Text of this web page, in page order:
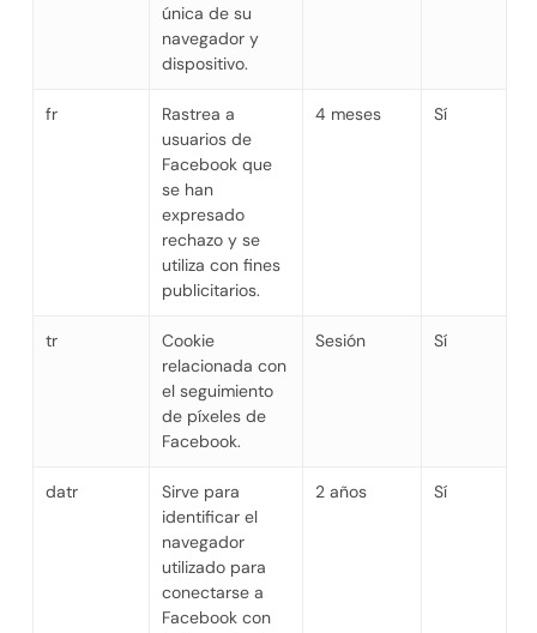
única de su
navegador y
dispositivo.
fr
Rastrea a
usuarios de
Facebook que
se han
expresado
rechazo y se
utiliza con fines
publicitarios.
4 meses Sí
tr
Cookie
relacionada con
el seguimiento
de píxeles de
Facebook.
Sesión Sí
datr
Sirve para
identificar el
navegador
utilizado para
conectarse a
Facebook con
2 años Sí